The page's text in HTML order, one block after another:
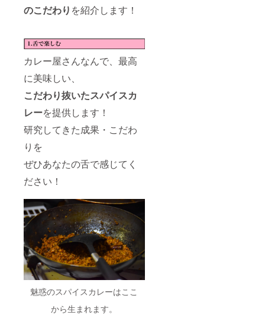
のこだわり を紹介します！
カレー屋さんなんで、最高
に美味しい、
こだわり抜いたスパイスカ
レーを提供します！
研究してきた成果・こだわ
りを
ぜひあなたの舌で感じてく
ださい！
魅惑のスパイスカレーはここ
から生まれます。